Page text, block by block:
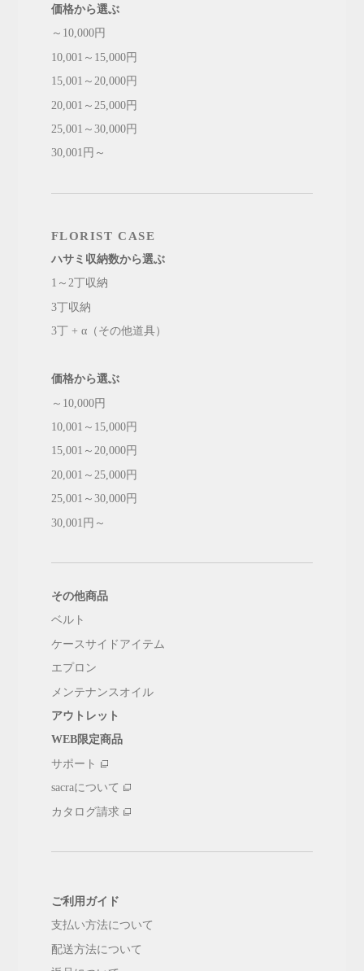
価格から選ぶ
～10,000円
10,001～15,000円
15,001～20,000円
20,001～25,000円
25,001～30,000円
30,001円～
FLORIST CASE
ハサミ収納数から選ぶ
1～2丁収納
3丁収納
3丁 + α（その他道具）
価格から選ぶ
～10,000円
10,001～15,000円
15,001～20,000円
20,001～25,000円
25,001～30,000円
30,001円～
その他商品
ベルト
ケースサイドアイテム
エプロン
メンテナンスオイル
アウトレット
WEB限定商品
サポート
sacraについて
カタログ請求
ご利用ガイド
支払い方法について
配送方法について